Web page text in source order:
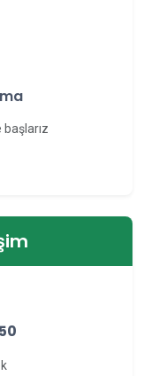
başlarız